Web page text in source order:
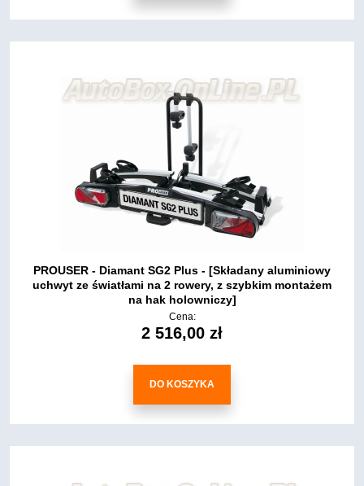
PROUSER - Diamant SG2 Plus - [Składany aluminiowy
uchwyt ze światłami na 2 rowery, z szybkim montażem
na hak holowniczy]
Cena:
2 516,00 zł
DO KOSZYKA